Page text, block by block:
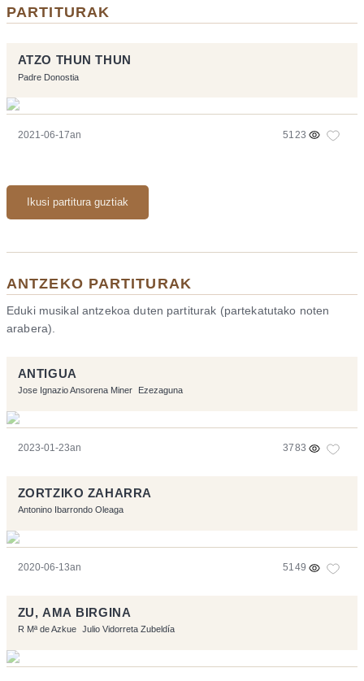
PARTITURAK
ATZO THUN THUN
Padre Donostia
2021-06-17an 5123
Ikusi partitura guztiak
ANTZEKO PARTITURAK
Eduki musikal antzekoa duten partiturak (partekatutako noten
arabera).
ANTIGUA
Jose Ignazio Ansorena Miner Ezezaguna
2023-01-23an 3783
ZORTZIKO ZAHARRA
Antonino Ibarrondo Oleaga
2020-06-13an 5149
ZU, AMA BIRGINA
R Mª de Azkue Julio Vidorreta Zubeldía